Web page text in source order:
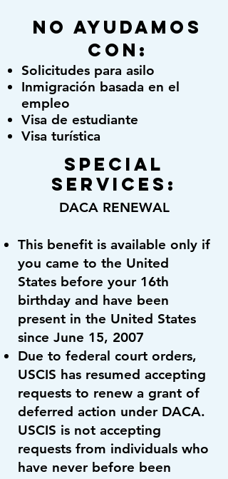
No ayudamos
con:
Solicitudes para asilo
Inmigración basada en el
empleo
Visa de estudiante
Visa turística
Special
Services:
DACA RENEWAL
This benefit is available only if
you came to the United
States before your 16th
birthday and have been
present in the United States
since June 15, 2007
Due to federal court orders,
USCIS has resumed accepting
requests to renew a grant of
deferred action under DACA.
USCIS is not accepting
requests from individuals who
have never before been